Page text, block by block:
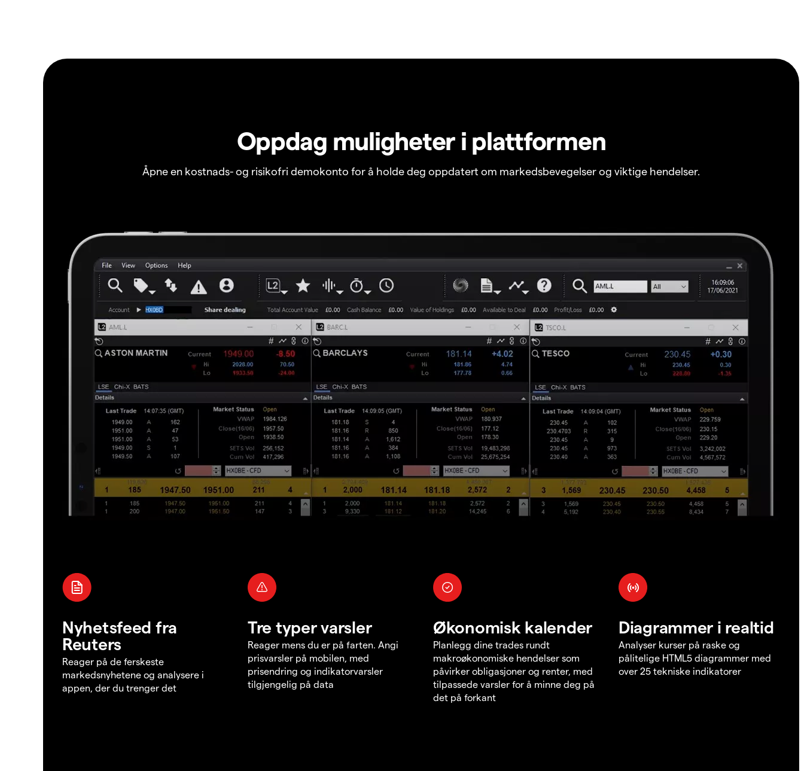
Oppdag muligheter i plattformen
Åpne en kostnads- og risikofri demokonto for å holde deg oppdatert om markedsbevegelser og viktige hendelser.
Nyhetsfeed fra
Reuters
Reager på de ferskeste
markedsnyhetene og analysere i
appen, der du trenger det
Tre typer varsler
Reager mens du er på farten. Angi
prisvarsler på mobilen, med
prisendring og indikatorvarsler
tilgjengelig på data
Økonomisk kalender
Planlegg dine trades rundt
makroøkonomiske hendelser som
påvirker obligasjoner og renter, med
tilpassede varsler for å minne deg på
det på forkant
Diagrammer i realtid
Analyser kurser på raske og
pålitelige HTML5 diagrammer med
over 25 tekniske indikatorer